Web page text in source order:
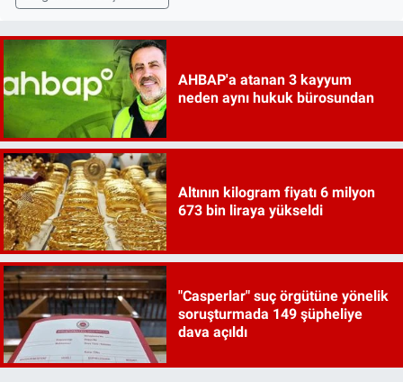
AHBAP'a atanan 3 kayyum
neden aynı hukuk bürosundan
Altının kilogram fiyatı 6 milyon
673 bin liraya yükseldi
"Casperlar" suç örgütüne yönelik
soruşturmada 149 şüpheliye
dava açıldı